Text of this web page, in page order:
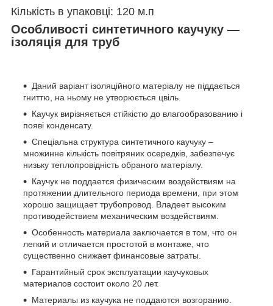
Кількість в упаковці: 120 м.п
Особливості синтетичного каучуку —
ізоляція для труб
Даний варіант ізоляційного матеріалу не піддається
гниттю, на ньому не утворюється цвіль.
Каучук вирізняється стійкістю до влагообразованию і
появі конденсату.
Спеціальна структура синтетичного каучуку –
множинне кількість повітряних осередків, забезпечує
низьку теплопровідність обраного матеріалу.
Каучук не поддается физическим воздействиям на
протяжении длительного периода времени, при этом
хорошо защищает трубопровод. Владеет высоким
противодействием механическим воздействиям.
Особенность материала заключается в том, что он
легкий и отличается простотой в монтаже, что
существенно снижает финансовые затраты.
Гарантийный срок эксплуатации каучуковых
материалов состоит около 20 лет.
Материалы из каучука не поддаются возгоранию.